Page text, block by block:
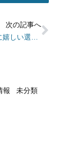
次の記事へ
報 未分類